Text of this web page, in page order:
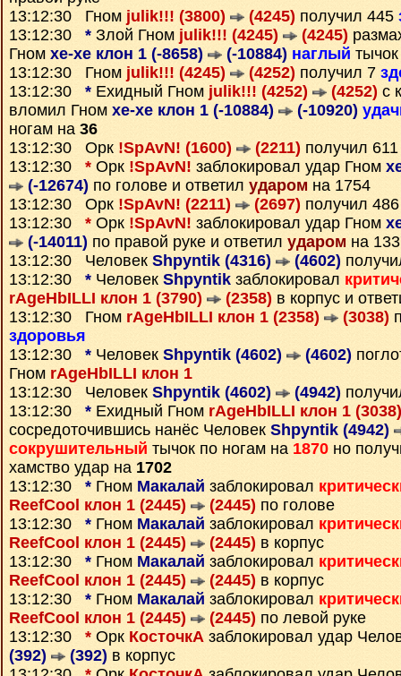
13:12:30 Гном julik!!! (3800) (4245) получил 445
13:12:30 * Злой Гном julik!!! (4245) (4245)
Гном xe-xe клон 1 (-8658) (-10884) наглый
13:12:30 Гном julik!!! (4245) (4252) получил 7
13:12:30 * Ехидный Гном julik!!! (4252) (4252) с
вломил Гном xe-xe клон 1 (-10884) (-10920)
ногам на 36
13:12:30 Орк !SpAvN! (1600) (2211) получил
13:12:30 * Орк !SpAvN! заблокировал удар Гном
(-12674) по голове и ответил ударом на 1754
13:12:30 Орк !SpAvN! (2211) (2697) получил
13:12:30 * Орк !SpAvN! заблокировал удар Гном
(-14011) по правой руке и ответил ударом на
13:12:30 Человек Shpyntik (4316) (4602)
13:12:30 * Человек Shpyntik заблокировал
rAgeHbILLI клон 1 (3790)
(2358) в корпус и
13:12:30 Гном rAgeHbILLI клон 1 (2358) (3038)
здоровья
13:12:30 * Человек Shpyntik (4602) (4602)
Гном rAgeHbILLI клон 1
13:12:30 Человек Shpyntik (4602) (4942)
13:12:30 * Ехидный Гном rAgeHbILLI клон 1
сосредоточившись нанёс Человек Shpyntik (4942)
сокрушительный тычок по ногам на 1870 но
хамство удар на 1702
13:12:30 * Гном Макалай заблокировал
ReefCool клон 1 (2445)
(2445) по голове
13:12:30 * Гном Макалай заблокировал
ReefCool клон 1 (2445)
(2445) в корпус
13:12:30 * Гном Макалай заблокировал
ReefCool клон 1 (2445)
(2445) в корпус
13:12:30 * Гном Макалай заблокировал
ReefCool клон 1 (2445)
(2445) по левой руке
13:12:30 * Орк КосточкА заблокировал удар
(392)
(392) в корпус